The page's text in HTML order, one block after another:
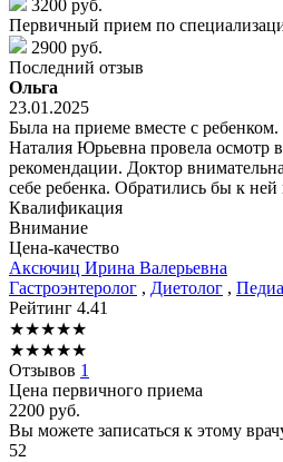
3200 руб.
Первичный прием по
2900 руб.
Последний отзыв
Ольга
23.01.2025
Была на приеме вместе с
Наталия Юрьевна провела осмотр
рекомендации. Доктор
себе ребенка. Обратились бы к ней
Квалификация
Внимание
Цена-качество
Аксючиц Ирина Валерьевна
Гастроэнтеролог , Диетолог ,
Рейтинг 4.41
★★★★★
★★★★★
Отзывов 1
Цена первичного приема
2200 руб.
Вы можете записаться к этому
52